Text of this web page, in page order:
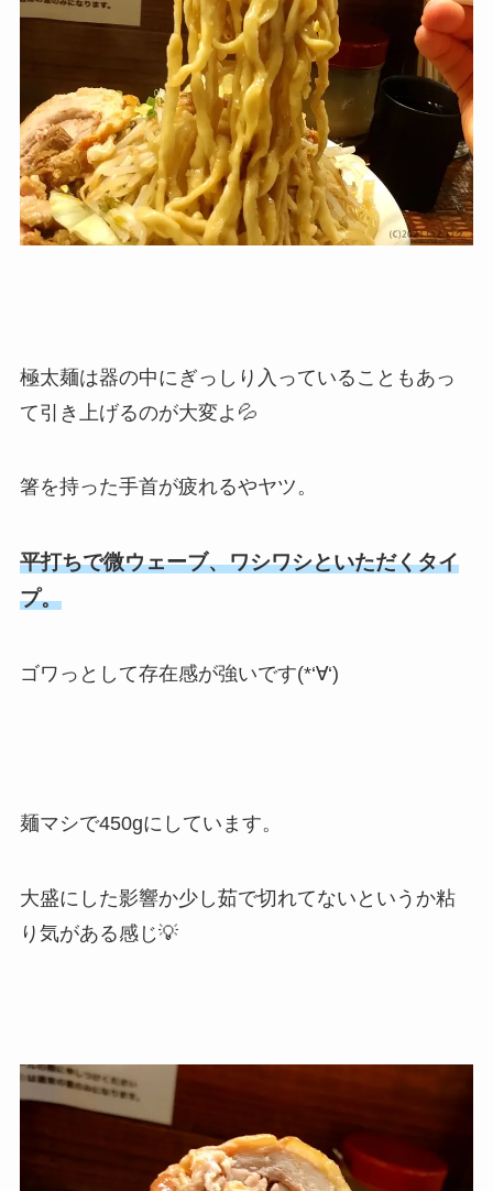
極太麺は器の中にぎっしり入っていることもあっ
て引き上げるのが大変よ💦
箸を持った手首が疲れるやヤツ。
平打ちで微ウェーブ、ワシワシといただくタイ
プ。
ゴワっとして存在感が強いです(*‘∀‘)
麺マシで450gにしています。
大盛にした影響か少し茹で切れてないというか粘
り気がある感じ💡